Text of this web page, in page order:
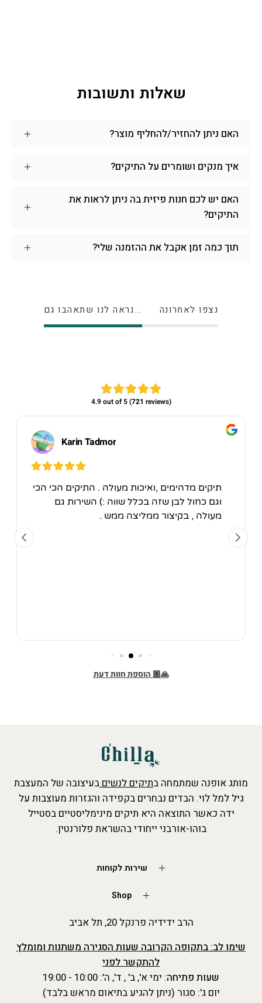
שאלות ותשובות
האם ניתן להחזיר/להחליף מוצר?
איך מנקים ושומרים על התיקים?
האם יש לכם חנות פיזית בה ניתן לראות את
התיקים?
תוך כמה זמן אקבל את ההזמנה שלי?
נראה לנו שתאהבו גם... נצפו לאחרונה
מותג אופנה שמתמחה בתיקים לנשים בעיצובה של המעצבת
גיל למל לוי. הבדים נבחרים בקפידה והגזרות מעוצבות על
ידה כאשר התוצאה היא תיקים מינימליסטיים בסטייל
בוהו-אורבני ייחודי בהשראת פלורנטין.
שירות לקוחות
Shop
הרב ידידיה פרנקל 20, תל אביב
שימו לב: בתקופה הקרובה שעות הסגירה משתנות ומומלץ
להתקשר לפני
שעות פתיחה: ימי א', ב' , ד', ה': 10:00 - 19:00
יום ג': סגור (ניתן להגיע בתיאום מראש בלבד)